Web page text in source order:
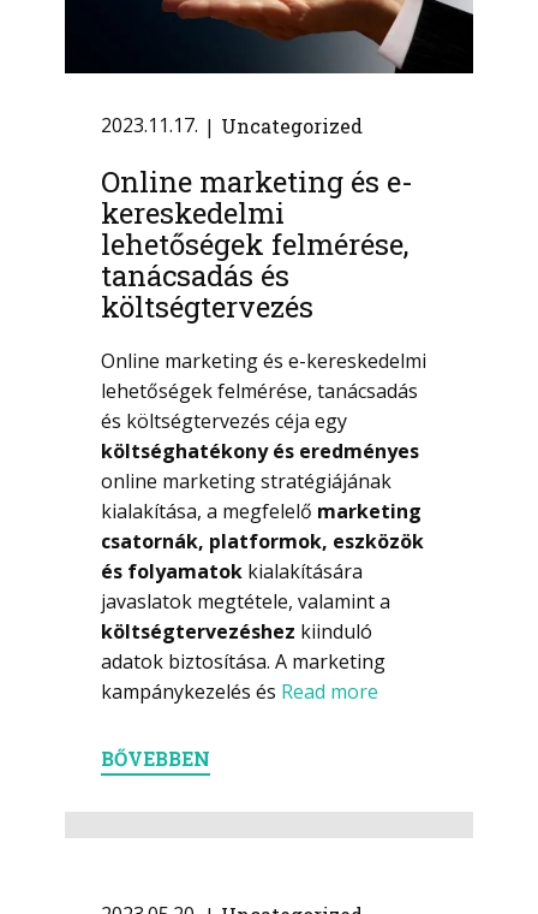
2023.11.17. Uncategorized
Online marketing és e-
kereskedelmi
lehetőségek felmérése,
tanácsadás és
költségtervezés
Online marketing és e-kereskedelmi
lehetőségek felmérése, tanácsadás
és költségtervezés céja egy
költséghatékony és eredményes
online marketing stratégiájának
kialakítása, a megfelelő marketing
csatornák, platformok, eszközök
és folyamatok kialakítására
javaslatok megtétele, valamint a
költségtervezéshez kiinduló
adatok biztosítása. A marketing
kampánykezelés és Read more
BŐVEBBEN